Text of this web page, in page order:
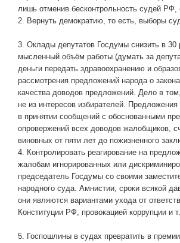
лишь отменив бесконтрольность судей
2. Вернуть демократию, то есть, выборы
3. Оклады депутатов Госдумы снизить в
мысленный объём работы (думать за
деньги передать здравоохранению и
рассмотрения предложений народа о
качества доводов предложений. Дело в
не из интересов избирателей.
в принятии сообщений с обоснованными
опровержений всех доводов жалобщиков,
виновных от пяти лет до пожизненного
4. Контролировать реагирование на
жалобам игнорированных или
председатель Госдумы со своими
народного суда. Амнистии, сроки всякой
они являются вариантами ухода от
Конституции РФ, провокацией коррупции и
5. Госпошлины в судах превратить в